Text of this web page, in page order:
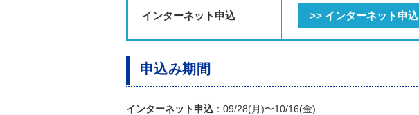
インターネット申込 >> インターネット申込
申込み期間
インターネット申込 ：09/28(月)〜10/16(金)